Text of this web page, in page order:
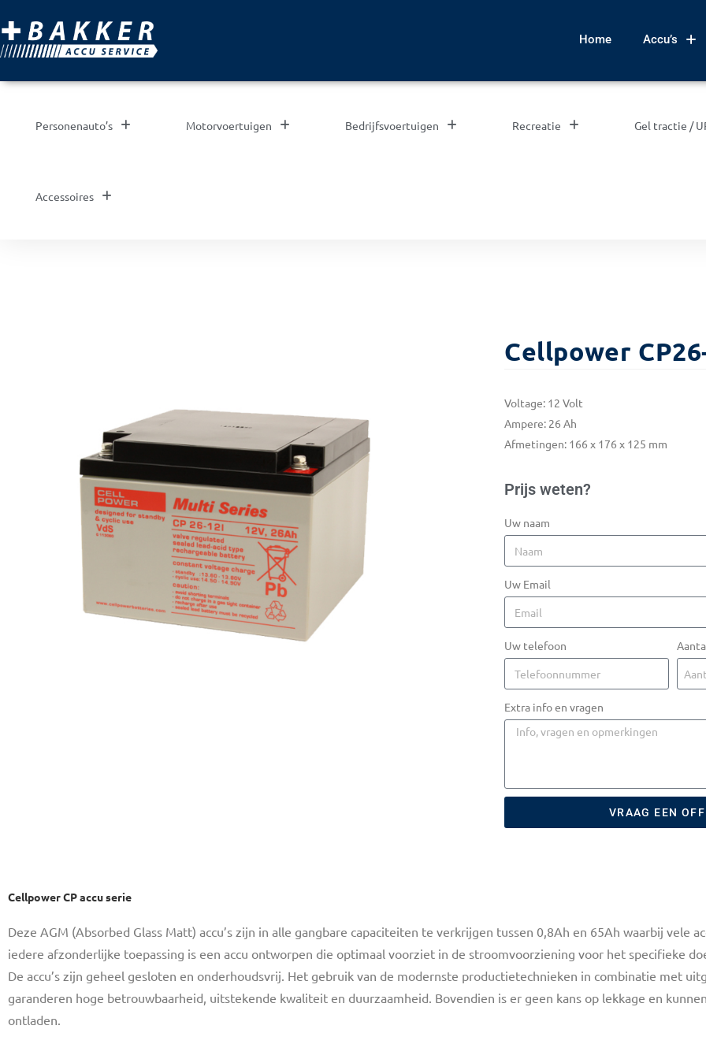
Home Accu’s
Personenauto’s Motorvoertuigen Bedrijfsvoertuigen Recreatie Gel tractie /
Accessoires
Cellpower
Voltage: 12 Volt
Ampere: 26 Ah
Afmetingen: 166 x 176 x 125 mm
Prijs weten?
Uw naam
Uw Email
Uw telefoon
Extra info en vragen
VRAAG EEN
Cellpower CP accu serie
Deze AGM (Absorbed Glass Matt) accu’s zijn in alle gangbare capaciteiten te verkrijgen tussen 0,8Ah en 65Ah waarbij vele
iedere afzonderlijke toepassing is een accu ontworpen die optimaal voorziet in de stroomvoorziening voor het specifieke
De accu’s zijn geheel gesloten en onderhoudsvrij. Het gebruik van de modernste productietechnieken in combinatie met
garanderen hoge betrouwbaarheid, uitstekende kwaliteit en duurzaamheid. Bovendien is er geen kans op lekkage en
ontladen.